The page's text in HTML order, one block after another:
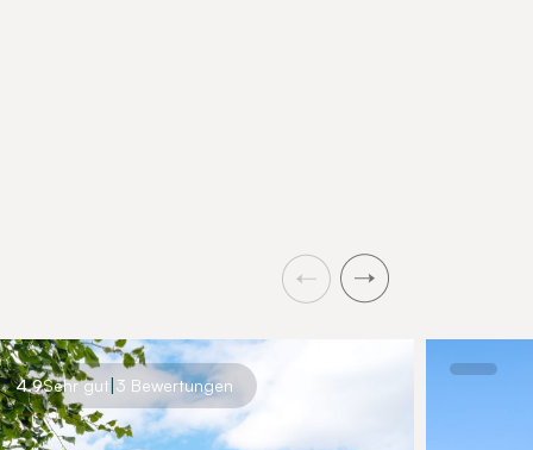
4.9Sehr gut 3 Bewertungen